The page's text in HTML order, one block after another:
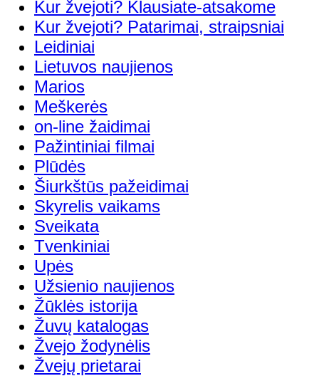
Kur žvejoti? Klausiate-atsakome
Kur žvejoti? Patarimai, straipsniai
Leidiniai
Lietuvos naujienos
Marios
Meškerės
on-line žaidimai
Pažintiniai filmai
Plūdės
Šiurkštūs pažeidimai
Skyrelis vaikams
Sveikata
Tvenkiniai
Upės
Užsienio naujienos
Žūklės istorija
Žuvų katalogas
Žvejo žodynėlis
Žvejų prietarai